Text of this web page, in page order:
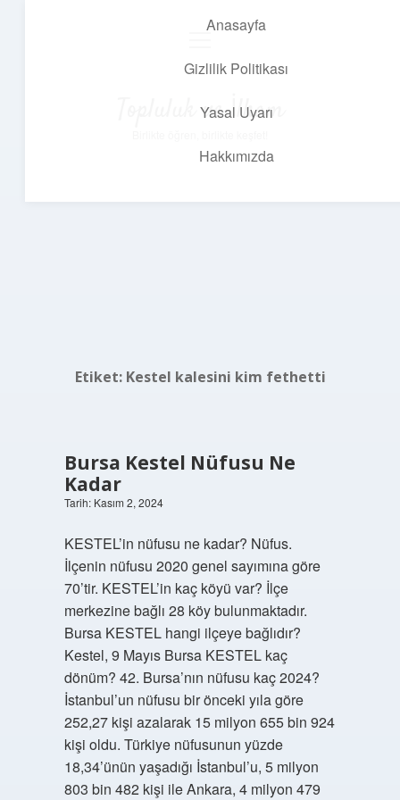
Anasayfa
Gizlilik Politikası
Yasal Uyarı
Hakkımızda
Topluluk ve İlham
Etiket: Kestel kalesini kim fethetti
Bursa Kestel Nüfusu Ne
Kadar
Tarih: Kasım 2, 2024
KESTEL’in nüfusu ne kadar? Nüfus.
İlçenin nüfusu 2020 genel sayımına göre
70’tir. KESTEL’in kaç köyü var? İlçe
merkezine bağlı 28 köy bulunmaktadır.
Bursa KESTEL hangi ilçeye bağlıdır?
Kestel, 9 Mayıs Bursa KESTEL kaç
dönüm? 42. Bursa’nın nüfusu kaç 2024?
İstanbul’un nüfusu bir önceki yıla göre
252,27 kişi azalarak 15 milyon 655 bin 924
kişi oldu. Türkiye nüfusunun yüzde
18,34’ünün yaşadığı İstanbul’u, 5 milyon
803 bin 482 kişi ile Ankara, 4 milyon 479